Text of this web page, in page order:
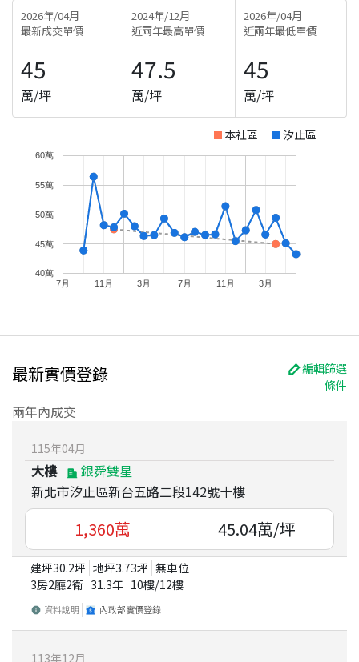
2026年/04月
最新成交單價
45
萬/坪
2024年/12月
近兩年最高單價
47.5
萬/坪
2026年/04月
近兩年最低單價
45
萬/坪
本社區 汐止區
7月 11月 3月 7月 11月 3月
40萬
45萬
50萬
55萬
60萬
最新實價登錄
編輯篩選
條件
兩年內成交
115年04月
大樓
銀舜雙星
新北市汐止區新台五路二段142號十樓
1,360萬 45.04萬/坪
建坪30.2坪 地坪3.73坪 無車位
3房2廳2衛 31.3年 10樓/12樓
資料說明 內政部實價登錄
113年12月